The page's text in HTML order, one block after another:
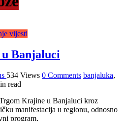
vijesti
Banjaluci
534 Views 0 Comments banjaluka,
read
Krajine u Banjaluci kroz
manifestacija u regionu, odnosno
program,